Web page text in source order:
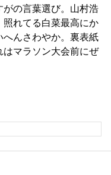
がの言葉選び。山村浩
照れてる白菜最高にか
へんさわやか。裏表紙
マラソン大会前にぜ